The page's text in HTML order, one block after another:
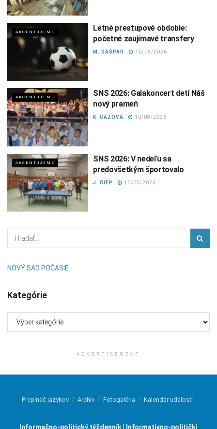
AKCENTUJEME
Letné prestupové obdobie:
početné zaujímavé transfery
M. GAŠPAR 10/08/2026
AKCENTUJEME
SNS 2026: Galakoncert detí Náš
nový prameň
K. GAŽOVÁ 10/08/2026
AKCENTUJEME
SNS 2026: V nedeľu sa
predovšetkým športovalo
J. ČIEP 10/08/2026
NOVÝ SAD POČASIE
Kategórie
ADVERTISEMENT
Prepínač jazykov Archív Fotogaléria Kalendár udalostí
Informačno-politický týždenník | Informativno-politički